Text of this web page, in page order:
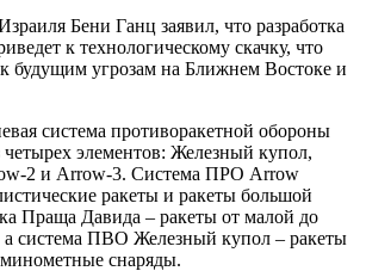
Бени Ганц заявил, что разработка
к технологическому скачку, что
будущим угрозам на Ближнем Востоке и
система противоракетной обороны
четырех элементов: Железный купол,
2 и Arrow-3. Система ПРО Arrow
ракеты и ракеты большой
Праща Давида – ракеты от малой до
а система ПВО Железный купол – ракеты
снаряды.